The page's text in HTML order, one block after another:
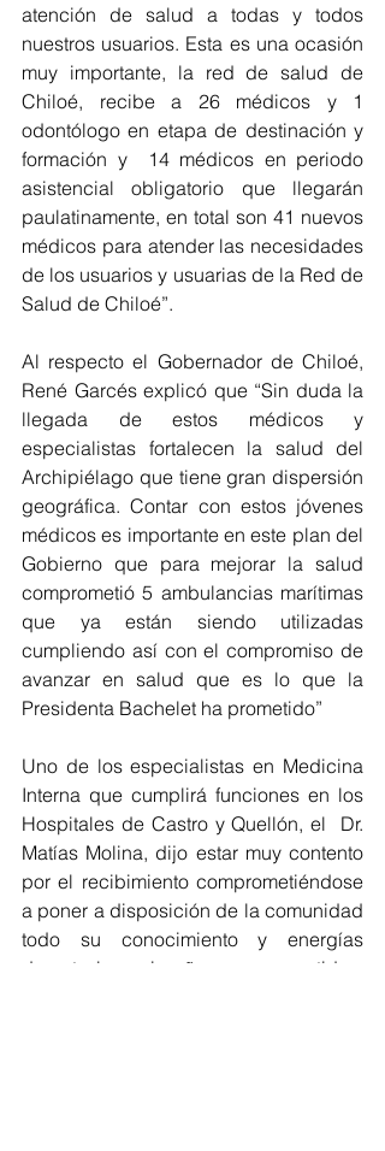
atención de salud a todas y todos
nuestros usuarios. Esta es una ocasión
muy importante, la red de salud de
Chiloé, recibe a 26 médicos y 1
odontólogo en etapa de destinación y
formación y  14 médicos en periodo
asistencial obligatorio que llegarán
paulatinamente, en total son 41 nuevos
médicos para atender las necesidades
de los usuarios y usuarias de la Red de
Salud de Chiloé”.
Al respecto el Gobernador de Chiloé,
René Garcés explicó que “Sin duda la
llegada de estos médicos y
especialistas fortalecen la salud del
Archipiélago que tiene gran dispersión
geográfica. Contar con estos jóvenes
médicos es importante en este plan del
Gobierno que para mejorar la salud
comprometió 5 ambulancias marítimas
que ya están siendo utilizadas
cumpliendo así con el compromiso de
avanzar en salud que es lo que la
Presidenta Bachelet ha prometido”
Uno de los especialistas en Medicina
Interna que cumplirá funciones en los
Hospitales de Castro y Quellón, el  Dr.
Matías Molina, dijo estar muy contento
por el recibimiento comprometiéndose
a poner a disposición de la comunidad
todo su conocimiento y energías
durante los seis años comprometidos: